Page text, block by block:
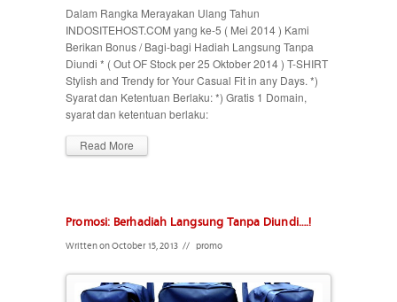
Dalam Rangka Merayakan Ulang Tahun
INDOSITEHOST.COM yang ke-5 ( Mei 2014 ) Kami
Berikan Bonus / Bagi-bagi Hadiah Langsung Tanpa
Diundi * ( Out OF Stock per 25 Oktober 2014 ) T-SHIRT
Stylish and Trendy for Your Casual Fit in any Days. *)
Syarat dan Ketentuan Berlaku: *) Gratis 1 Domain,
syarat dan ketentuan berlaku:
Read More
Promosi: Berhadiah Langsung Tanpa Diundi….!
Written on October 15, 2013 // promo